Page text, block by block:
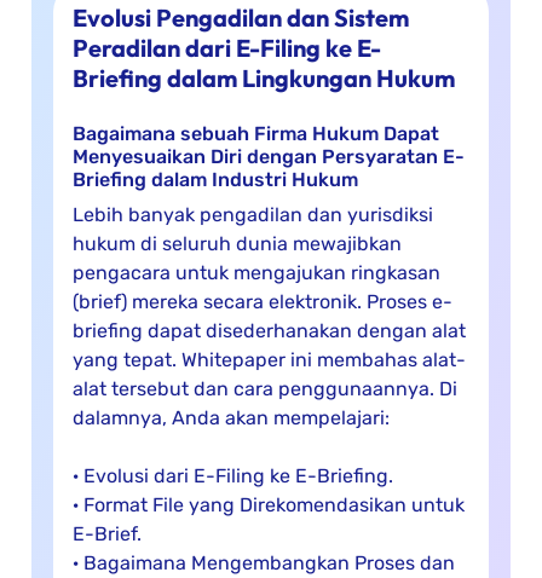
Evolusi Pengadilan dan Sistem
Peradilan dari E-Filing ke E-
Briefing dalam Lingkungan Hukum
Bagaimana sebuah Firma Hukum Dapat
Menyesuaikan Diri dengan Persyaratan E-
Briefing dalam Industri Hukum
Lebih banyak pengadilan dan yurisdiksi
hukum di seluruh dunia mewajibkan
pengacara untuk mengajukan ringkasan
(brief) mereka secara elektronik. Proses e-
briefing dapat disederhanakan dengan alat
yang tepat. Whitepaper ini membahas alat-
alat tersebut dan cara penggunaannya. Di
dalamnya, Anda akan mempelajari:
· Evolusi dari E-Filing ke E-Briefing.
· Format File yang Direkomendasikan untuk
E-Brief.
· Bagaimana Mengembangkan Proses dan